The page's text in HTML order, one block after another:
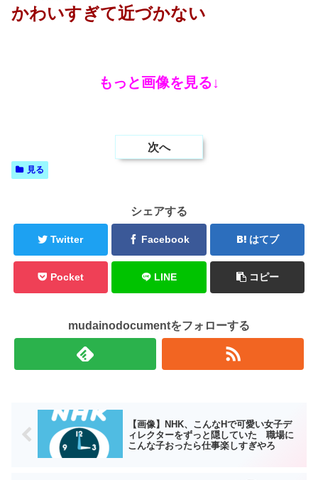
かわいすぎて近づかない
もっと画像を見る↓
次へ
見る
シェアする
Twitter Facebook はてブ
Pocket LINE コピー
mudainodocumentをフォローする
【画像】NHK、こんなHで可愛い女子デ
ィレクターをずっと隠していた 職場に
こんな子おったら仕事楽しすぎやろ